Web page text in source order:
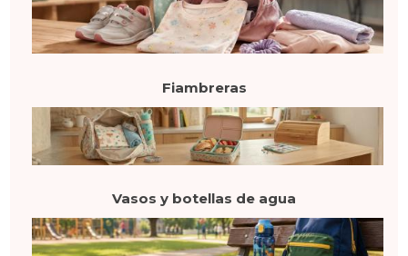
Fiambreras
Vasos y botellas de agua